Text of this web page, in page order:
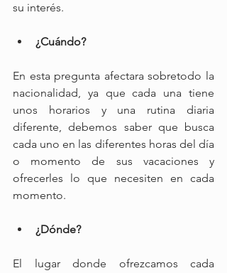
su interés.
¿Cuándo?
En esta pregunta afectara sobretodo la
nacionalidad, ya que cada una tiene
unos horarios y una rutina diaria
diferente, debemos saber que busca
cada uno en las diferentes horas del día
o momento de sus vacaciones y
ofrecerles lo que necesiten en cada
momento.
¿Dónde?
El lugar donde ofrezcamos cada